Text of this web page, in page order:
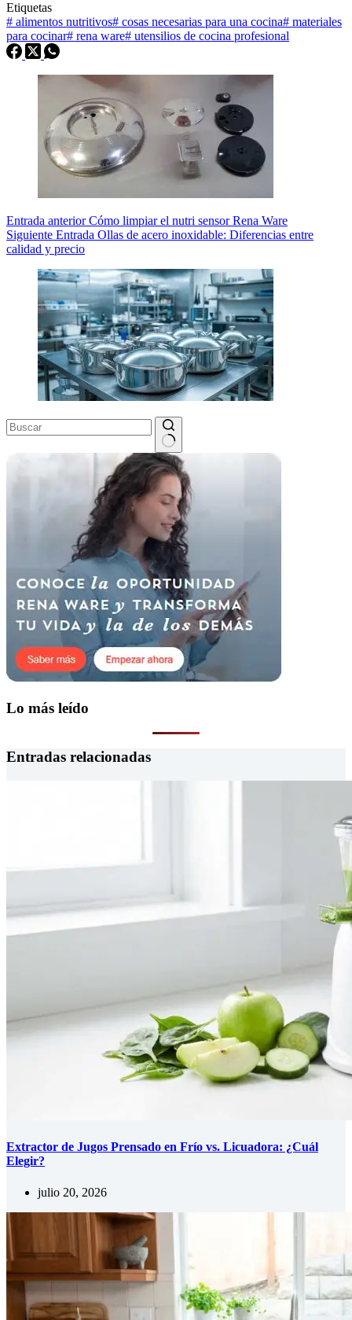
Etiquetas
# alimentos nutritivos# cosas necesarias para una cocina# materiales
para cocinar# rena ware# utensilios de cocina profesional
Entrada anteriorCómo limpiar el nutri sensor Rena Ware
Siguiente Entrada Ollas de acero inoxidable: Diferencias entre
calidad y precio
Lo más leído
Entradas relacionadas
Extractor de Jugos Prensado en Frío vs. Licuadora: ¿Cuál
Elegir?
julio 20, 2026